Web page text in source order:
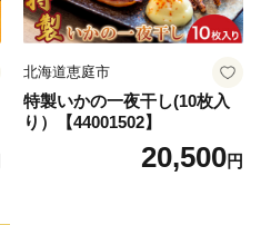
北海道恵庭市
特製いかの一夜干し(10枚入
り）【44001502】
20,500円